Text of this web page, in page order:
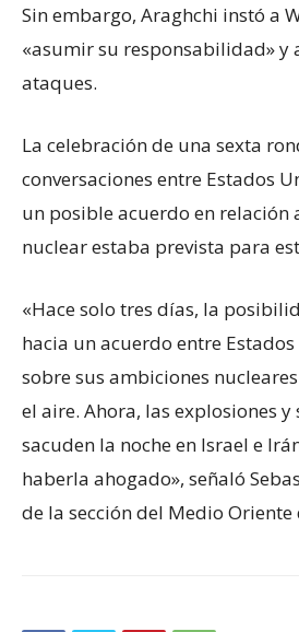
Sin embargo, Araghchi instó a
«asumir su responsabilidad» y
ataques.
La celebración de una sexta
conversaciones entre Estados
un posible acuerdo en relación
nuclear estaba prevista para
«Hace solo tres días, la
hacia un acuerdo entre
sobre sus ambiciones
el aire. Ahora, las explosiones y
sacuden la noche en Israel e
haberla ahogado», señaló
de la sección del Medio Oriente